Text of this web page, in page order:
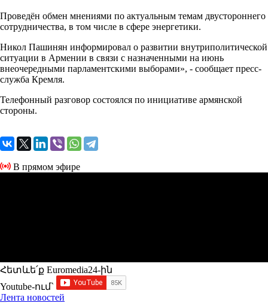
Проведён обмен мнениями по актуальным темам двустороннего
сотрудничества, в том числе в сфере энергетики.
Никол Пашинян информировал о развитии внутриполитической
ситуации в Армении в связи с назначенными на июнь
внеочередными парламентскими выборами», - сообщает пресс-
служба Кремля.
Телефонный разговор состоялся по инициативе армянской
стороны.
В прямом эфире
Հետևե՛ք Euromedia24-ին
Youtube-ում`
Лента новостей